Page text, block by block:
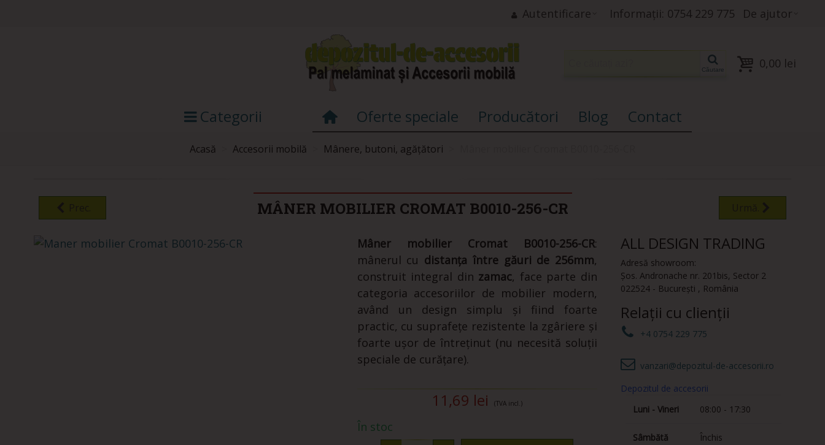
Autentificare Informații: 0754 229 775 De ajutor
Căutare 0,00 lei
Categorii Oferte speciale Producători Blog Contact
Acasă Accesorii mobilă Mânere, butoni, agățători
MÂNER MOBILIER CROMAT B0010-256-CR
Mâner mobilier Cromat B0010-256-CR:
mânerul cu distanța între găuri de 256mm,
construit integral din zamac, face parte din
categoria accesoriilor de mobilier modern,
având un design simplu și fiind foarte
practic, cu suprafețe rezistente la zgâriere și
foarte ușor de întreținut (nu necesită soluții
speciale de curățare).
11,69 lei (TVA incl.)
În stoc
ALL DESIGN TRADING
Adresă showroom:
Șos. Andronache nr. 201bis, Sector 2
022524- București , România
Relații cu clienții
+4 0754 229 775
vanzari@depozitul-de-accesorii.ro
Depozitul de accesorii
Luni - Vineri
08:00 - 17:30
Sâmbătă Închis